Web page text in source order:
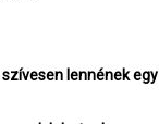
lennének egy